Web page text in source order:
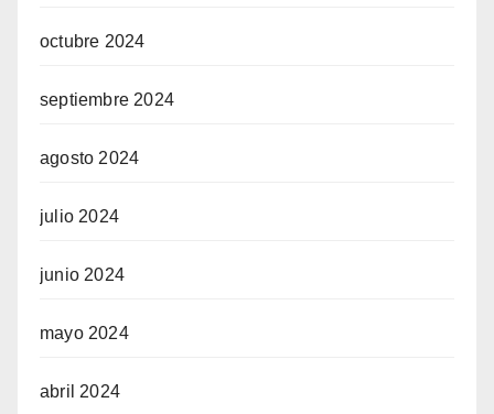
octubre 2024
septiembre 2024
agosto 2024
julio 2024
junio 2024
mayo 2024
abril 2024